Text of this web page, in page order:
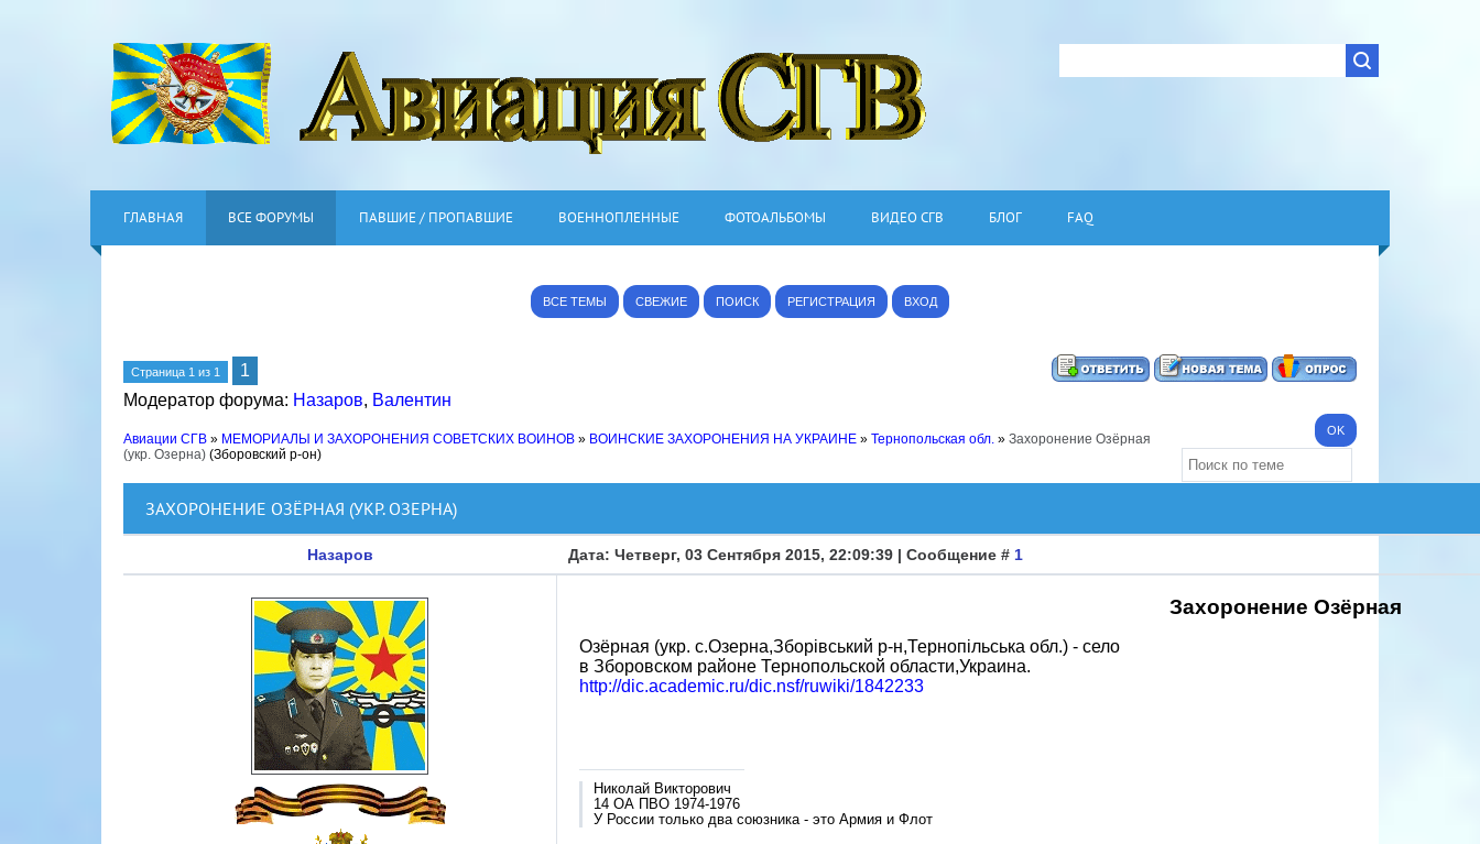
ГЛАВНАЯ ВСЕ ФОРУМЫ ПАВШИЕ / ПРОПАВШИЕ ВОЕННОПЛЕННЫЕ ФОТОАЛЬБОМЫ ВИДЕО СГВ БЛОГ FAQ
ВСЕ ТЕМЫ СВЕЖИЕ ПОИСК РЕГИСТРАЦИЯ ВХОД
Страница 1 из 1
1
Модератор форума: Назаров, Валентин
Авиации СГВ » МЕМОРИАЛЫ И ЗАХОРОНЕНИЯ СОВЕТСКИХ ВОИНОВ » ВОИНСКИЕ ЗАХОРОНЕНИЯ НА УКРАИНЕ » Тернопольская обл. » Захоронение Озёрная
(укр. Озерна) (Зборовский р-он)
ЗАХОРОНЕНИЕ ОЗЁРНАЯ (УКР. ОЗЕРНА)
Назаров Дата: Четверг, 03 Сентября 2015, 22:09:39 | Сообщение # 1
Захоронение Озёрная
Озёрная (укр. с.Озерна,Зборівський р-н,Тернопільська обл.) - село
в Зборовском районе Тернопольской области,Украина.
http://dic.academic.ru/dic.nsf/ruwiki/1842233
Николай Викторович
14 ОА ПВО 1974-1976
У России только два союзника - это Армия и Флот